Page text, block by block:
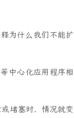
为什么我们不能扩
中心化应用程序相
堵塞时，情况就变